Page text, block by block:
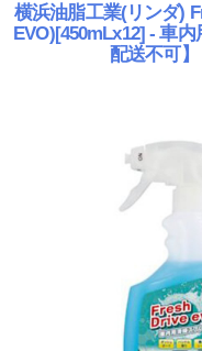
横浜油脂工業(リンダ)
EVO)[450mLx12] - 車
配送不可】